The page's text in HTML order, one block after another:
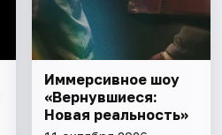
Иммерсивное шоу
«Вернувшиеся:
Новая реальность»